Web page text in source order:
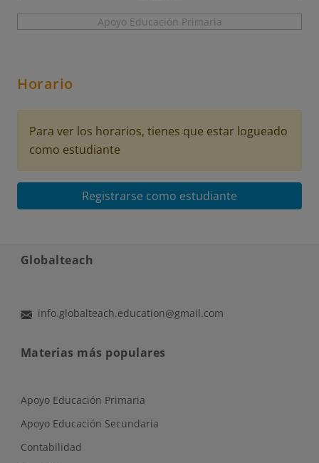
Apoyo Educación Primaria
Horario
Para ver los horarios, tienes que estar logueado
como estudiante
Registrarse como estudiante
Globalteach
info.globalteach.education@gmail.com
Materias más populares
Apoyo Educación Primaria
Apoyo Educación Secundaria
Contabilidad